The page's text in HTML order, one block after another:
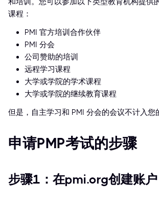
课程：
PMI 官方培训合作伙伴
PMI 分会
公司赞助的培训
远程学习课程
大学或学院的学术课程
大学或学院的继续教育课程
但是，自主学习和 PMI 分会的会议不计入您
申请PMP考试的步骤
步骤1：在pmi.org创建账户